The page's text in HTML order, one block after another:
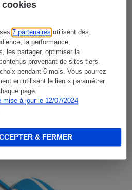
cookies
ses7 partenaires utilisent des
la performance,
les partager, optimiser la
provenant de sites tiers.
pendant 6 mois. Vous pourrez
en utilisant le lien « paramétrer
page.
mise à jour le 12/07/2024
& FERMER
déchet CoffeeB (vidéo)